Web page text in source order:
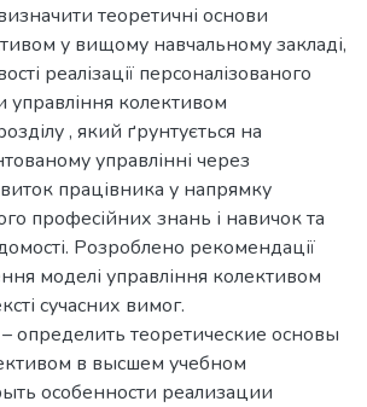
визначити теоретичні основи
у вищому навчальному закладі,
реалізації персоналізованого
управління колективом
, який ґрунтується на
управлінні через
працівника у напрямку
професійних знань і навичок та
Розроблено рекомендації
моделі управління колективом
сучасних вимог.
определить теоретические основы
в высшем учебном
особенности реализации